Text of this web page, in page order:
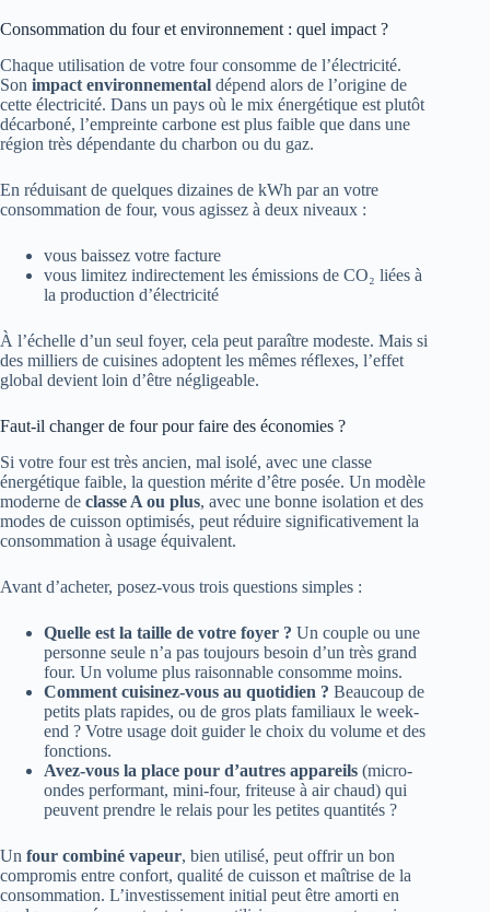
Consommation du four et environnement : quel impact ?
Chaque utilisation de votre four consomme de l’électricité.
Son impact environnemental dépend alors de l’origine de
cette électricité. Dans un pays où le mix énergétique est plutôt
décarboné, l’empreinte carbone est plus faible que dans une
région très dépendante du charbon ou du gaz.
En réduisant de quelques dizaines de kWh par an votre
consommation de four, vous agissez à deux niveaux :
vous baissez votre facture
vous limitez indirectement les émissions de CO₂ liées à
la production d’électricité
À l’échelle d’un seul foyer, cela peut paraître modeste. Mais si
des milliers de cuisines adoptent les mêmes réflexes, l’effet
global devient loin d’être négligeable.
Faut-il changer de four pour faire des économies ?
Si votre four est très ancien, mal isolé, avec une classe
énergétique faible, la question mérite d’être posée. Un modèle
moderne de classe A ou plus, avec une bonne isolation et des
modes de cuisson optimisés, peut réduire significativement la
consommation à usage équivalent.
Avant d’acheter, posez-vous trois questions simples :
Quelle est la taille de votre foyer ? Un couple ou une
personne seule n’a pas toujours besoin d’un très grand
four. Un volume plus raisonnable consomme moins.
Comment cuisinez-vous au quotidien ? Beaucoup de
petits plats rapides, ou de gros plats familiaux le week-
end ? Votre usage doit guider le choix du volume et des
fonctions.
Avez-vous la place pour d’autres appareils (micro-
ondes performant, mini-four, friteuse à air chaud) qui
peuvent prendre le relais pour les petites quantités ?
Un four combiné vapeur, bien utilisé, peut offrir un bon
compromis entre confort, qualité de cuisson et maîtrise de la
consommation. L’investissement initial peut être amorti en